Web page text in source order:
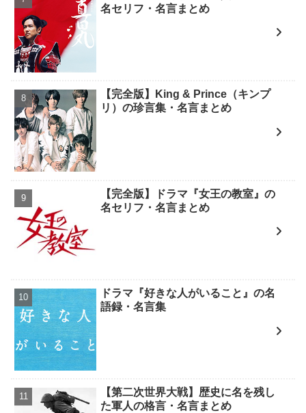
名セリフ・名言まとめ
【完全版】King & Prince（キンプ
リ）の珍言集・名言まとめ
【完全版】ドラマ『女王の教室』の
名セリフ・名言まとめ
ドラマ『好きな人がいること』の名
語録・名言集
【第二次世界大戦】歴史に名を残し
た軍人の格言・名言まとめ